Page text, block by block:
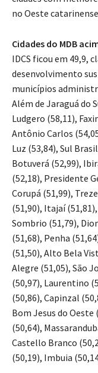
no Oeste
Cidades do MDB
IDCS ficou em 49,9,
desenvolvimento
municípios
Além de Jaraguá do
Ludgero (58,11),
Antônio Carlos
Luz (53,84), Sul
Botuverá (52,99),
(52,18), Presidente
Corupá (51,99),
(51,90), Itajaí
Sombrio (51,79),
(51,68), Penha
(51,50), Alto Bela
Alegre (51,05), São
(50,97), Laurentino
(50,86), Capinzal
Bom Jesus do
(50,64),
Castello Branco
(50,19), Imbuia